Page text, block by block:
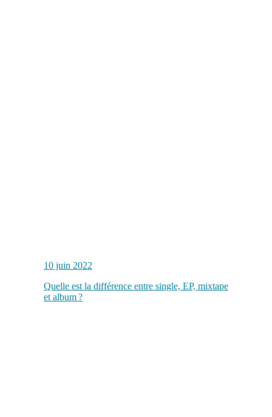
10 juin 2022
Quelle est la différence entre single, EP, mixtape
et album ?